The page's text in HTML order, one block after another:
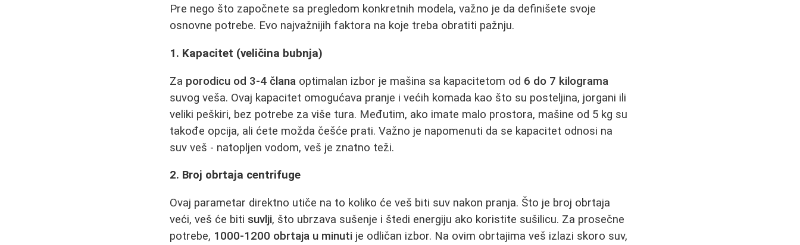
Pre nego što započnete sa pregledom konkretnih modela, važno je da definišete svoje
osnovne potrebe. Evo najvažnijih faktora na koje treba obratiti pažnju.
1. Kapacitet (veličina bubnja)
Za porodicu od 3-4 člana optimalan izbor je mašina sa kapacitetom od 6 do 7 kilograma
suvog veša. Ovaj kapacitet omogućava pranje i većih komada kao što su posteljina, jorgani ili
veliki peškiri, bez potrebe za više tura. Međutim, ako imate malo prostora, mašine od 5 kg su
takođe opcija, ali ćete možda češće prati. Važno je napomenuti da se kapacitet odnosi na
suv veš - natopljen vodom, veš je znatno teži.
2. Broj obrtaja centrifuge
Ovaj parametar direktno utiče na to koliko će veš biti suv nakon pranja. Što je broj obrtaja
veći, veš će biti suvlji, što ubrzava sušenje i štedi energiju ako koristite sušilicu. Za prosečne
potrebe, 1000-1200 obrtaja u minuti je odličan izbor. Na ovim obrtajima veš izlazi skoro suv,